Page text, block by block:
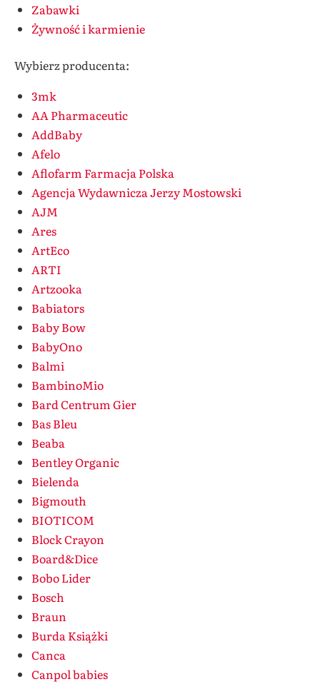
Zabawki
Żywność i karmienie
Wybierz producenta:
3mk
AA Pharmaceutic
AddBaby
Afelo
Aflofarm Farmacja Polska
Agencja Wydawnicza Jerzy Mostowski
AJM
Ares
ArtEco
ARTI
Artzooka
Babiators
Baby Bow
BabyOno
Balmi
BambinoMio
Bard Centrum Gier
Bas Bleu
Beaba
Bentley Organic
Bielenda
Bigmouth
BIOTICOM
Block Crayon
Board&Dice
Bobo Lider
Bosch
Braun
Burda Książki
Canca
Canpol babies